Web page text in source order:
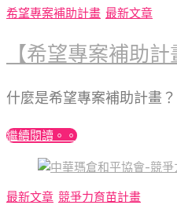
希望專案補助計畫 最新文章
【希望專案補助
什麼是希望專案補助計畫
繼續閱讀。。
最新文章 競爭力育苗計畫